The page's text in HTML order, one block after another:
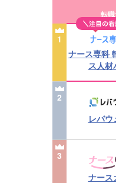
転
1
ナース専科
ス人材
2
レバウ
3
ナース